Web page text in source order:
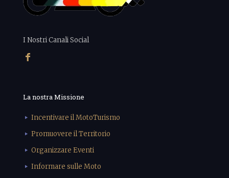
I Nostri Canali Social
La nostra Missione
Incentivare il MotoTurismo
Promuovere il Territorio
Organizzare Eventi
Informare sulle Moto